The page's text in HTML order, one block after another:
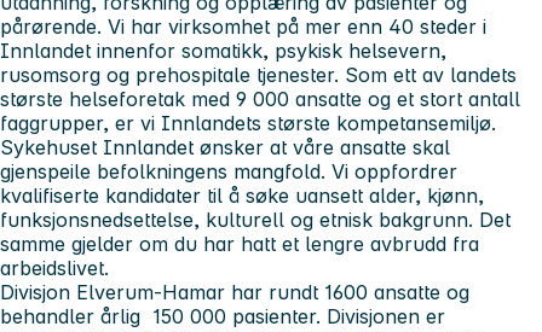
pårørende. Vi har virksomhet på mer enn 40 steder i
Innlandet innenfor somatikk, psykisk helsevern,
rusomsorg og prehospitale tjenester. Som ett av landets
største helseforetak med 9 000 ansatte og et stort antall
faggrupper, er vi Innlandets største kompetansemiljø.
Sykehuset Innlandet ønsker at våre ansatte skal
gjenspeile befolkningens mangfold. Vi oppfordrer
kvalifiserte kandidater til å søke uansett alder, kjønn,
funksjonsnedsettelse, kulturell og etnisk bakgrunn. Det
samme gjelder om du har hatt et lengre avbrudd fra
arbeidslivet.
Divisjon Elverum-Hamar har rundt 1600 ansatte og
behandler årlig 150 000 pasienter. Divisjonen er